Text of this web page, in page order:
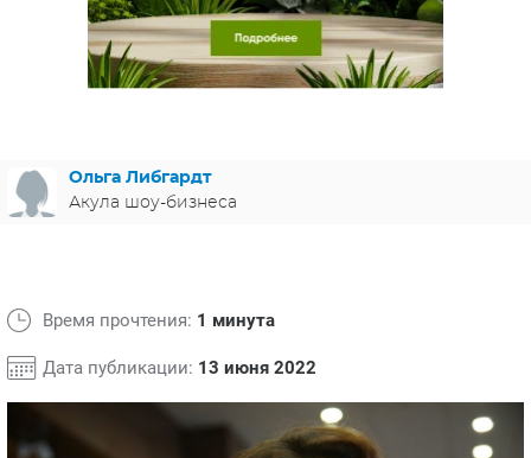
МЕЛОДРАМЫ
ИСПАНИЯ
ФРАНЦИЯ
СВЕТСКИЕ НОВОСТИ
Ольга Либгардт
Акула шоу-бизнеса
Время прочтения: 1 минута
Дата публикации: 13 июня 2022